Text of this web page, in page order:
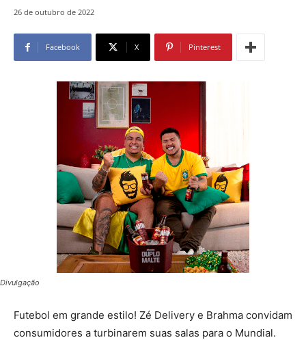
26 de outubro de 2022
Facebook X Pinterest
Divulgação
Futebol em grande estilo! Zé Delivery e Brahma convidam
consumidores a turbinarem suas salas para o Mundial.